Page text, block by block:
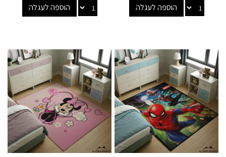
הוספה לעגלה
הוספה לעגלה